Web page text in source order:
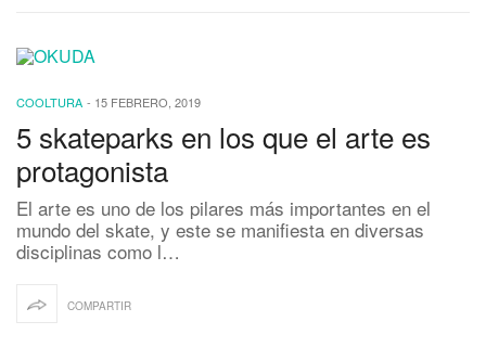
COOLTURA - 15 FEBRERO, 2019
5 skateparks en los que el arte es
protagonista
El arte es uno de los pilares más importantes en el
mundo del skate, y este se manifiesta en diversas
disciplinas como l…
COMPARTIR